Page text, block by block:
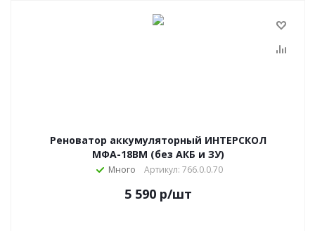
Реноватор аккумуляторный ИНТЕРСКОЛ
МФА-18ВМ (без АКБ и ЗУ)
Много Артикул: 766.0.0.70
5 590 р/шт